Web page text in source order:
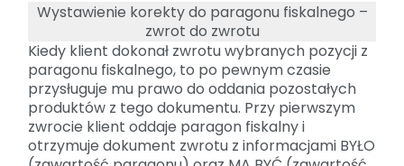
Wystawienie korekty do paragonu fiskalnego –
zwrot do zwrotu
Kiedy klient dokonał zwrotu wybranych pozycji z
paragonu fiskalnego, to po pewnym czasie
przysługuje mu prawo do oddania pozostałych
produktów z tego dokumentu. Przy pierwszym
zwrocie klient oddaje paragon fiskalny i
otrzymuje dokument zwrotu z informacjami BYŁO